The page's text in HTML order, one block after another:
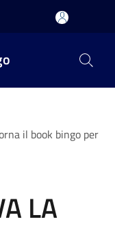
il book bingo per
LA